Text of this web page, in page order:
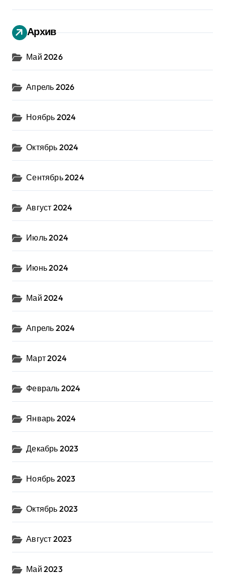
Архив
Май 2026
Апрель 2026
Ноябрь 2024
Октябрь 2024
Сентябрь 2024
Август 2024
Июль 2024
Июнь 2024
Май 2024
Апрель 2024
Март 2024
Февраль 2024
Январь 2024
Декабрь 2023
Ноябрь 2023
Октябрь 2023
Август 2023
Май 2023